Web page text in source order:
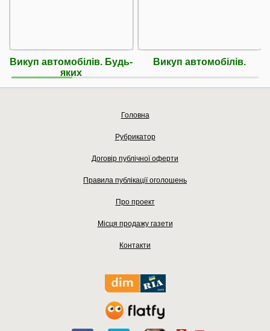
Викуп автомобілів. Будь-
яких
Викуп автомобілів.
Головна
Рубрикатор
Договір публічної оферти
Правила публікації оголошень
Про проект
Місця продажу газети
Контакти